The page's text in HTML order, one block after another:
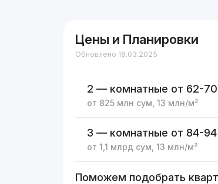
Цены и Планировки
Обновлено 18.03.2025
2 — комнатные от 62-
от 825 млн сум ,13 млн/м²
3 — комнатные от 84-
от1,1 млрд сум ,13 млн/м²
Поможем подобрать